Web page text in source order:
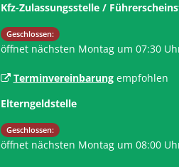
Kfz-Zulassungsstelle /
Klicken, um weitere Öffnungs- oder
Geschlossen:
öffnet nächsten Montag um 07:30
Terminvereinbarungempfohlen
Elterngeldstelle
Klicken, um weitere Öffnungs- oder
Geschlossen:
öffnet nächsten Montag um 08:00